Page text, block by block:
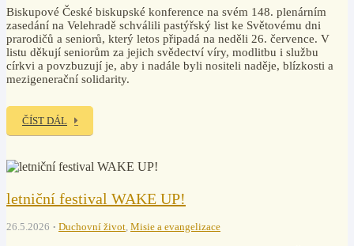
Biskupové České biskupské konference na svém 148. plenárním
zasedání na Velehradě schválili pastýřský list ke Světovému dni
prarodičů a seniorů, který letos připadá na neděli 26. července. V
listu děkují seniorům za jejich svědectví víry, modlitbu i službu
církvi a povzbuzují je, aby i nadále byli nositeli naděje, blízkosti a
mezigenerační solidarity.
ČÍST DÁL
letniční festival WAKE UP!
26.5.2026 Duchovní život, Misie a evangelizace